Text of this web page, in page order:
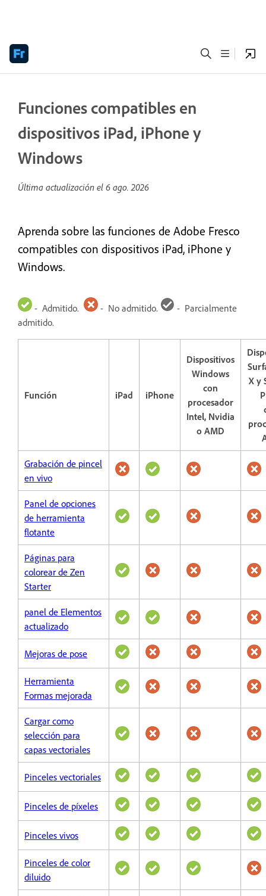
Funciones compatibles en
dispositivos iPad, iPhone y
Windows
Última actualización el 6 ago. 2026
Aprenda sobre las funciones de Adobe Fresco
compatibles con dispositivos iPad, iPhone y
Windows.
- Admitido. - No admitido.
- Parcialmente
admitido.
Función iPad iPhone
Dispositivos
Windows
con
procesador
Intel, Nvidia
o AMD
X y
Grabación de pincel
en vivo
Panel de opciones
de herramienta
flotante
Páginas para
colorear de Zen
Starter
panel de Elementos
actualizado
Mejoras de pose
Herramienta
Formas mejorada
Cargar como
selección para
capas vectoriales
Pinceles vectoriales
Pinceles de píxeles
Pinceles vivos
Pinceles de color
diluido